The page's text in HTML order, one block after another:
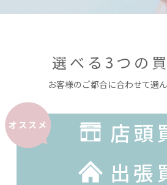
選べる3つの
お客様のご都合に合わせて選
オススメ
店頭
出張